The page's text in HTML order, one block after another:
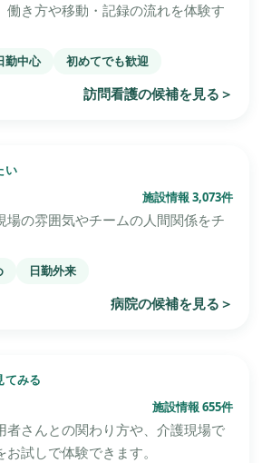
働き方や移動・記録の流れを体験す
勤中心 初めてでも歓迎
訪問看護の候補を見る ＞
い
施設情報 3,073件
場の雰囲気やチームの人間関係をチ
日勤外来
病院の候補を見る ＞
てみる
施設情報 655件
者さんとの関わり方や、介護現場で
試しで体験できます。